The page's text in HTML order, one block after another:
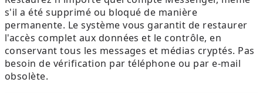
s'il a été supprimé ou bloqué de manière
permanente. Le système vous garantit de restaurer
l'accès complet aux données et le contrôle, en
conservant tous les messages et médias cryptés. Pas
besoin de vérification par téléphone ou par e-mail
obsolète.